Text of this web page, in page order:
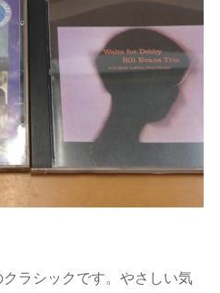
ラシックです。やさしい気